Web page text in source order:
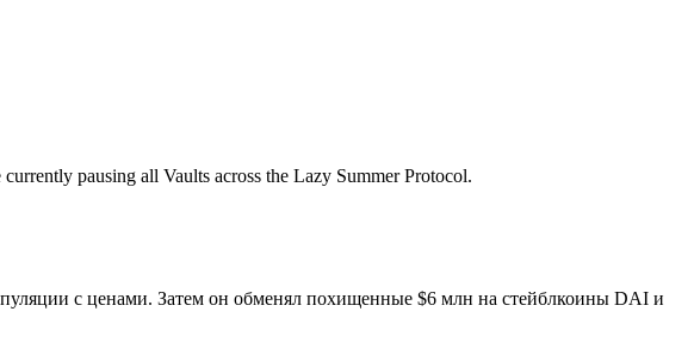
pausing all Vaults across the Lazy Summer Protocol.
с ценами. Затем он обменял похищенные $6 млн на стейблкоины DAI и